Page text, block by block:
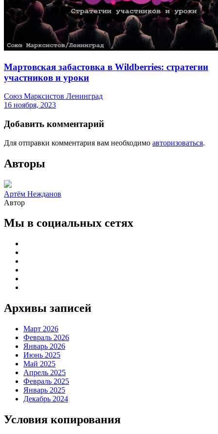
Мартовская забастовка в Wildberries: стратегии
участников и уроки
Союз Марксистов Ленинград
16 ноября, 2023
Добавить комментарий
Для отправки комментария вам необходимо авторизоваться.
Авторы
Артём Нежданов
Автор
Мы в социальных сетях
Архивы записей
Март 2026
Февраль 2026
Январь 2026
Июнь 2025
Май 2025
Апрель 2025
Февраль 2025
Январь 2025
Декабрь 2024
Условия копирования